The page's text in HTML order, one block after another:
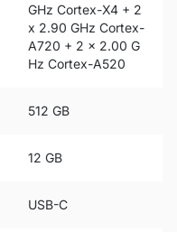
GHz Cortex-X4 + 2
x 2.90 GHz Cortex-
A720 + 2 x 2.00 G
Hz Cortex-A520
512 GB
12 GB
USB-C